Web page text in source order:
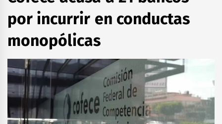
por incurrir en conductas
monopólicas